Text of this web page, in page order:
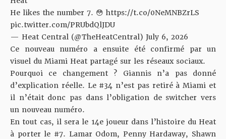
He likes the number 7. 😳 https://t.co/0NeMNBZrLS
pic.twitter.com/PRUbdQlJDU
— Heat Central (@TheHeatCentral) July 6, 2026
Ce nouveau numéro a ensuite été confirmé par un
visuel du Miami Heat partagé sur les réseaux sociaux.
Pourquoi ce changement ? Giannis n’a pas donné
d’explication réelle. Le #34 n’est pas retiré à Miami et
il n’était donc pas dans l’obligation de switcher vers
un nouveau numéro.
En tout cas, il sera le 14e joueur dans l’histoire du Heat
à porter le #7. Lamar Odom, Penny Hardaway, Shawn